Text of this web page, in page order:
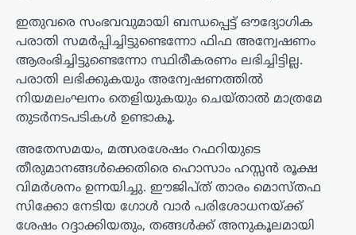
ഇതുവരെ സംഭവവുമായി ബന്ധപ്പെട്ട് ഔദ്യോഗിക
പരാതി സമർപ്പിച്ചിട്ടുണ്ടെന്നോ ഫിഫ അന്വേഷണം
ആരംഭിച്ചിട്ടുണ്ടെന്നോ സ്ഥിരീകരണം ലഭിച്ചിട്ടില്ല.
പരാതി ലഭിക്കുകയും അന്വേഷണത്തിൽ
നിയമലംഘനം തെളിയുകയും ചെയ്താൽ മാത്രമേ
തുടർനടപടികൾ ഉണ്ടാകൂ.
അതേസമയം, മത്സരശേഷം റഫറിയുടെ
തീരുമാനങ്ങൾക്കെതിരെ ഹൊസാം ഹസ്സൻ രൂക്ഷ
വിമർശനം ഉന്നയിച്ചു. ഈജിപ്ത് താരം മൊസ്തഫ
സിക്കോ നേടിയ ഗോൾ വാർ പരിശോധനയ്ക്ക്
ശേഷം റദ്ദാക്കിയതും, തങ്ങൾക്ക് അനുകൂലമായി